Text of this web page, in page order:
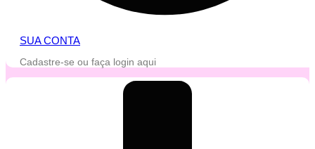
SUA CONTA
Cadastre-se ou faça login aqui